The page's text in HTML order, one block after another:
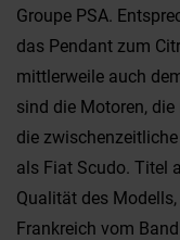
Groupe PSA.
das Pendant zum
mittlerweile auch
sind die Motoren,
die
als Fiat Scudo. Titel
Qualität des
Frankreich vom